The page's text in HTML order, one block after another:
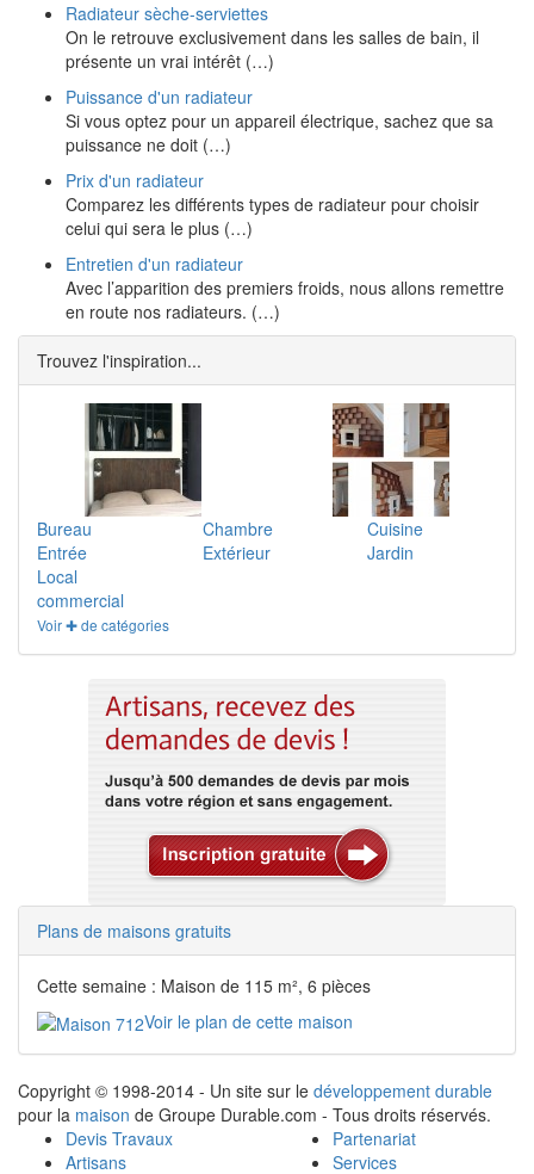
Radiateur sèche-serviettes
On le retrouve exclusivement dans les salles de bain, il
présente un vrai intérêt (…)
Puissance d'un radiateur
Si vous optez pour un appareil électrique, sachez que sa
puissance ne doit (…)
Prix d'un radiateur
Comparez les différents types de radiateur pour choisir
celui qui sera le plus (…)
Entretien d'un radiateur
Avec l’apparition des premiers froids, nous allons remettre
en route nos radiateurs. (…)
Trouvez l'inspiration...
Bureau Chambre
Cuisine
Entrée
Extérieur
Jardin
Local
commercial
Voir ✚ de catégories
Plans de maisons gratuits
Cette semaine : Maison de 115 m², 6 pièces
Voir le plan de cette maison
Copyright © 1998-2014 - Un site sur le développement durable
pour la maison de Groupe Durable.com - Tous droits réservés.
Devis Travaux
Artisans
Partenariat
Services